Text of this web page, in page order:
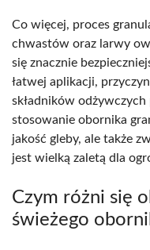
Co więcej, proces
chwastów oraz larwy
się znacznie
łatwej aplikacji,
składników odżywczych
stosowanie obornika
jakość gleby, ale także
jest wielką zaletą dla
Czym różni się
świeżego